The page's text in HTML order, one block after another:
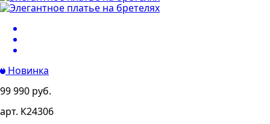
Новинка
99 990 руб.
арт. К24306